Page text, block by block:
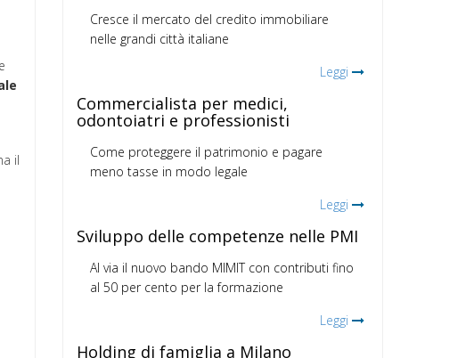
il
Cresce il mercato del credito immobiliare
nelle grandi città italiane
Leggi
Commercialista per medici,
odontoiatri e professionisti
Come proteggere il patrimonio e pagare
meno tasse in modo legale
Leggi
Sviluppo delle competenze nelle PMI
Al via il nuovo bando MIMIT con contributi fino
al 50 per cento per la formazione
Leggi
Holding di famiglia a Milano